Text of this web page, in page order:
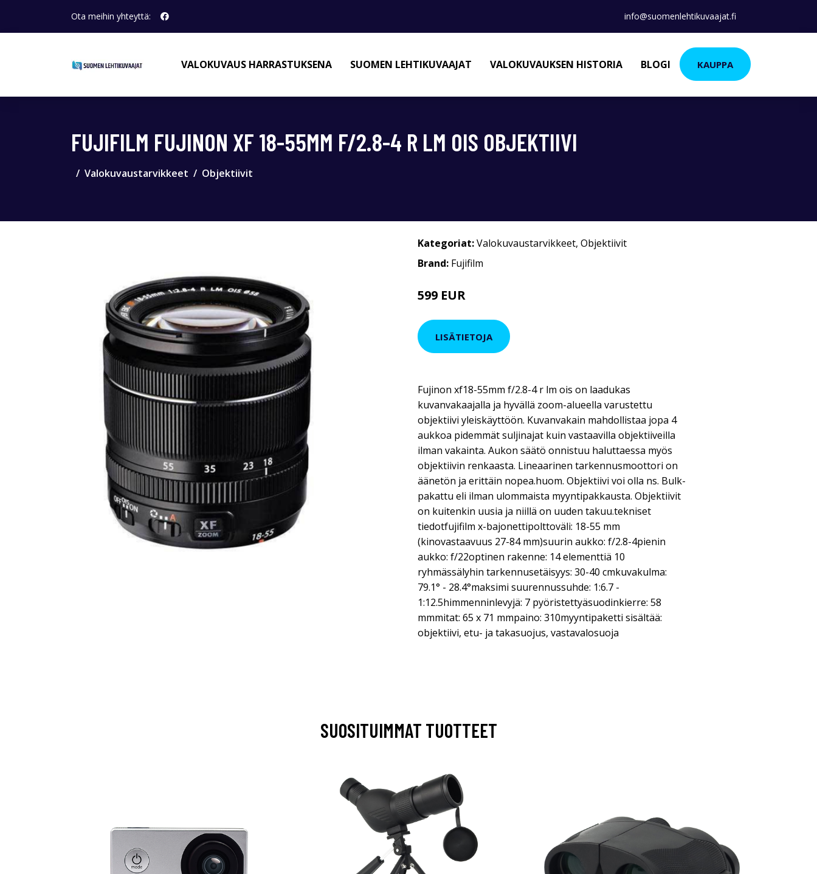
Ota meihin yhteyttä: info@suomenlehtikuvaajat.fi
VALOKUVAUS HARRASTUKSENA SUOMEN LEHTIKUVAAJAT VALOKUVAUKSEN HISTORIA BLOGI KAUPPA
FUJIFILM FUJINON XF 18-55MM F/2.8-4 R LM OIS OBJEKTIIVI
Valokuvaustarvikkeet Objektiivit
Kategoriat:Valokuvaustarvikkeet, Objektiivit
Brand: Fujifilm
599 EUR
LISÄTIETOJA
Fujinon xf18-55mm f/2.8-4 r lm ois on laadukas
kuvanvakaajalla ja hyvällä zoom-alueella varustettu
objektiivi yleiskäyttöön. Kuvanvakain mahdollistaa jopa 4
aukkoa pidemmät suljinajat kuin vastaavilla objektiiveilla
ilman vakainta. Aukon säätö onnistuu haluttaessa myös
objektiivin renkaasta. Lineaarinen tarkennusmoottori on
äänetön ja erittäin nopea.huom. Objektiivi voi olla ns. Bulk-
pakattu eli ilman ulommaista myyntipakkausta. Objektiivit
on kuitenkin uusia ja niillä on uuden takuu.tekniset
tiedotfujifilm x-bajonettipolttoväli: 18-55 mm
(kinovastaavuus 27-84 mm)suurin aukko: f/2.8-4pienin
aukko: f/22optinen rakenne: 14 elementtiä 10
ryhmässälyhin tarkennusetäisyys: 30-40 cmkuvakulma:
79.1° - 28.4°maksimi suurennussuhde: 1:6.7 -
1:12.5himmenninlevyjä: 7 pyöristettyäsuodinkierre: 58
mmmitat: 65 x 71 mmpaino: 310myyntipaketti sisältää:
objektiivi, etu- ja takasuojus, vastavalosuoja
SUOSITUIMMAT TUOTTEET